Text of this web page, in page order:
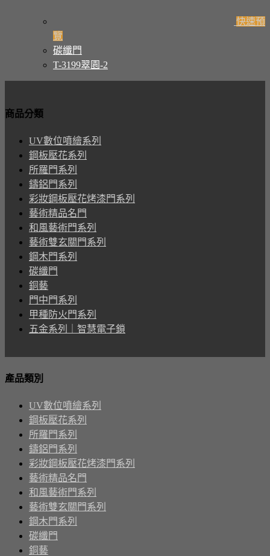
快速預
覽
碳纖門
T-3199翠園-2
商品分類
UV數位噴繪系列
鋼板壓花系列
所羅門系列
鑄鋁門系列
彩妝鋼板壓花烤漆門系列
藝術精品名門
和風藝術門系列
藝術雙玄關門系列
鋼木門系列
碳纖門
銅藝
門中門系列
甲種防火門系列
五金系列｜智慧電子鎖
產品類別
UV數位噴繪系列
鋼板壓花系列
所羅門系列
鑄鋁門系列
彩妝鋼板壓花烤漆門系列
藝術精品名門
和風藝術門系列
藝術雙玄關門系列
鋼木門系列
碳纖門
銅藝